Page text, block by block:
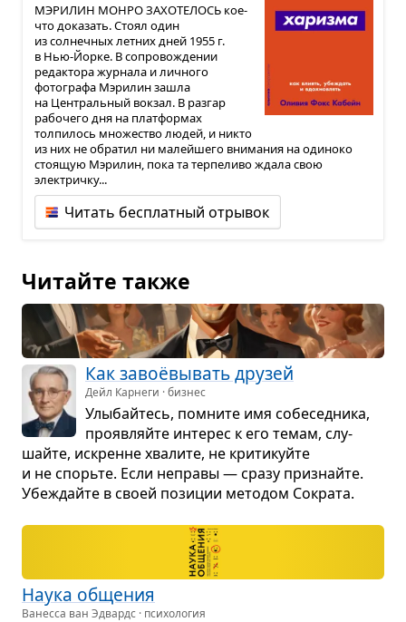
МЭРИЛИН МОНРО ЗАХОТЕЛОСЬ кое-
что доказать. Стоял один
из солнечных летних дней 1955 г.
в Нью-Йорке. В сопровождении
редактора журнала и личного
фотографа Мэрилин зашла
на Центральный вокзал. В разгар
рабочего дня на платформах
толпилось множество людей, и никто
из них не обратил ни малейшего внимания на одиноко
стоящую Мэрилин, пока та терпеливо ждала свою
электричку...
Читать бесплатный отрывок
Читайте также
Как завоё­вы­вать дру­зей
Дейл Карнеги · бизнес
Улы­байтесь, помните имя собе­сед­ника,
про­яв­ляйте инте­рес к его темам, слу­
шайте, искренне хва­лите, не кри­ти­куйте
и не спорьте. Если неправы — сразу при­знайте.
Убе­ждайте в своей пози­ции мето­дом Сократа.
Наука обще­ния
Ванесса ван Эдвардс · психология